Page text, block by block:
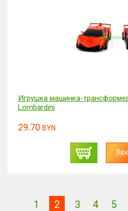
Игрушка машинка-
Lombardini
29.70 BYN
1
2 3 4 5